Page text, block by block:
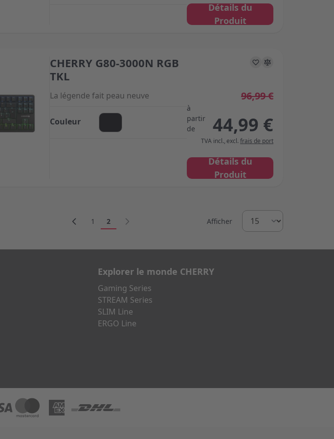
Détails du
Produit
Couleur
La légende fait peau neuve
The price depends on the options chosen on the product page
CHERRY G80-3000N RGB
TKL
96,99 €
à
partir
de
44,99 €
TVA incl., excl. frais de port
Détails du
Produit
Page
1 Vous lisez actuellement la page
2 Afficher
Explorer le monde CHERRY
Gaming Series
STREAM Series
SLIM Line
ERGO Line